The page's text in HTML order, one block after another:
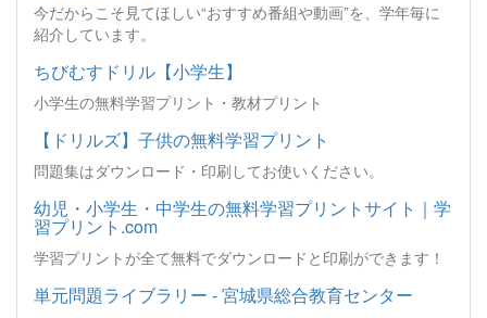
今だからこそ見てほしい“おすすめ番組や動画”を、学年毎に
紹介しています。
ちびむすドリル【小学生】
小学生の無料学習プリント・教材プリント
【ドリルズ】子供の無料学習プリント
問題集はダウンロード・印刷してお使いください。
幼児・小学生・中学生の無料学習プリントサイト｜学
習プリント.com
学習プリントが全て無料でダウンロードと印刷ができます！
単元問題ライブラリー - 宮城県総合教育センター